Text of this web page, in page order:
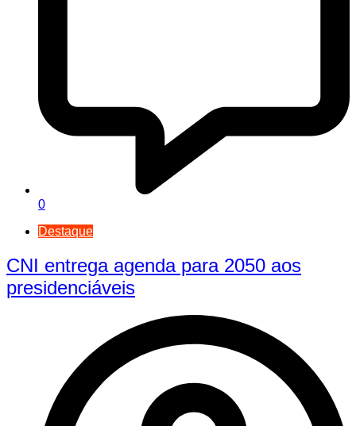
0
Destaque
CNI entrega agenda para 2050 aos
presidenciáveis